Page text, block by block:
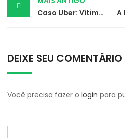
navigation
Caso Uber: Vítimas da Ganância!
DEIXE SEU COMENTÁRIO
Você precisa fazer o login para